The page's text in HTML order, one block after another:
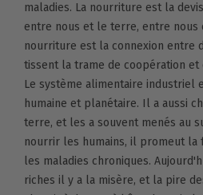
maladies. La nourriture est la
entre nous et le terre, entre nous
nourriture est la connexion entre
tissent la trame de coopération et
Le système alimentaire industriel
humaine et planétaire. Il a aussi
terre, et les a souvent menés au
nourrir les humains, il promeut la
les maladies chroniques.
riches il y a la misère, et la pire